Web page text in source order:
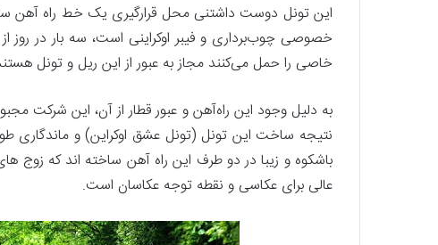
این تونل دوست داشتنی محل قرارگیری یک خط راه آهن
خصوصی چوب‌برداری و فیبر اوکراینی است، سه بار در روز
خاصی را حمل می‌کنند مجاز به عبور از این ریل و تونل
به دلیل وجود این راه‌آهن و عبور قطار از آن، این شرکت
نتیجه ساخت این تونل (تونل عشق اوکراین) و ماندگاری
باشکوه و زیبا در دو طرف این راه آهن ساخته اند که
عالی برای عکاسی و نقطه توجه عکاسان است.